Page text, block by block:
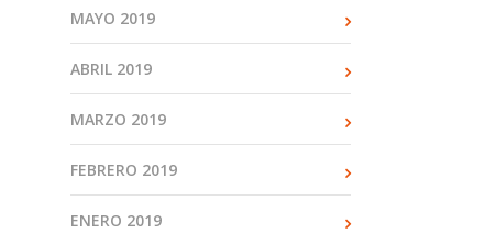
MAYO 2019
ABRIL 2019
MARZO 2019
FEBRERO 2019
ENERO 2019